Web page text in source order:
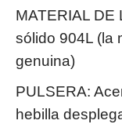
MATERIAL DE
sólido 904L (la
genuina)
PULSERA:
hebilla